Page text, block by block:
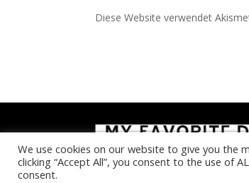
Diese Website verwendet
We use cookies on our website to give you the
clicking “Accept All”, you consent to the use of
consent.